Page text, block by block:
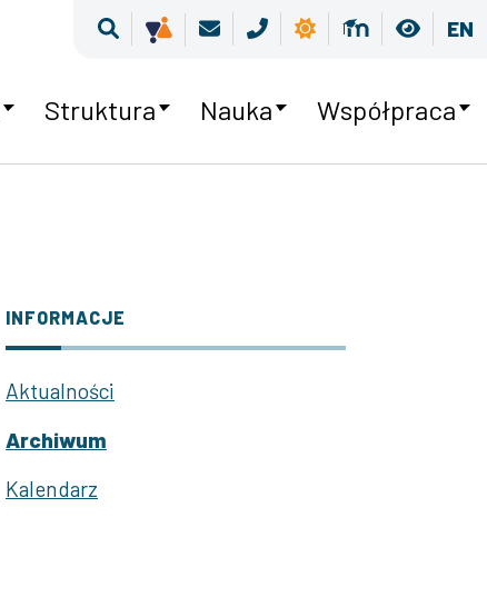
Wyszukiwarka
Kultura równości
PocztaKontaktPogodaMoodle EN
Struktura Nauka Współpraca
INFORMACJE
Aktualności
Archiwum
Kalendarz